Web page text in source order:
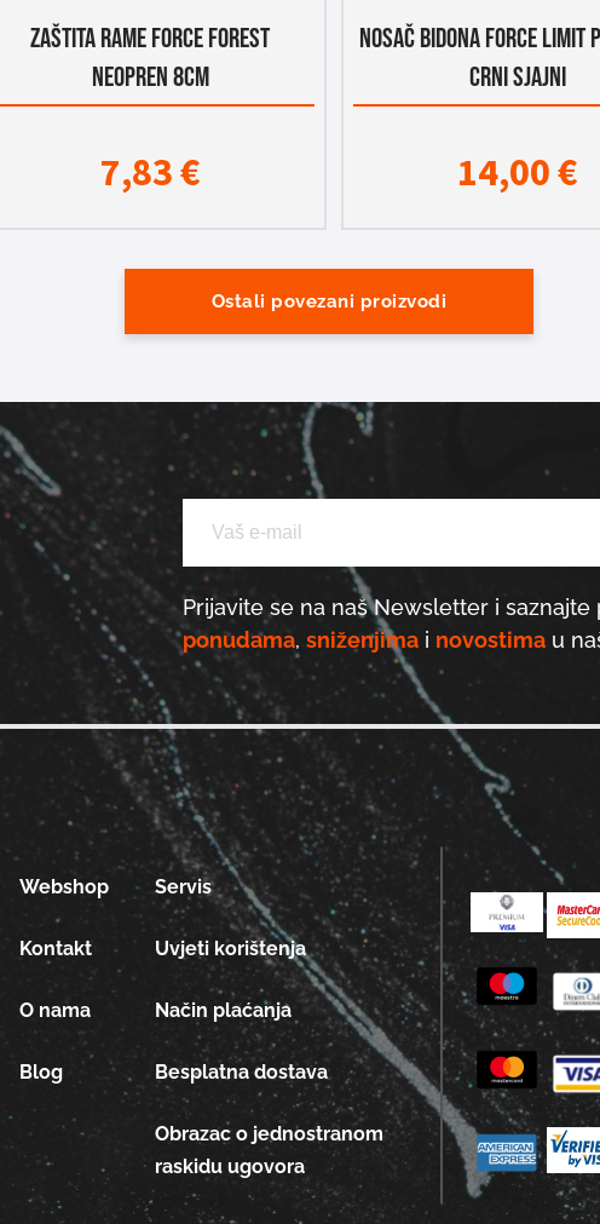
ZAŠTITA RAME FORCE FOREST
NEOPREN 8CM
7,83€
NOSAČ BIDONA FORCE LIMIT
CRNI SJAJNI
14,00€
Ostali povezani proizvodi
Prijavite se na naš Newsletter i saznajte
ponudama, sniženjimai novostimau
Webshop
Kontakt
O nama
Blog
Servis
Uvjeti korištenja
Način plaćanja
Besplatna dostava
Obrazac o jednostranom
raskidu ugovora